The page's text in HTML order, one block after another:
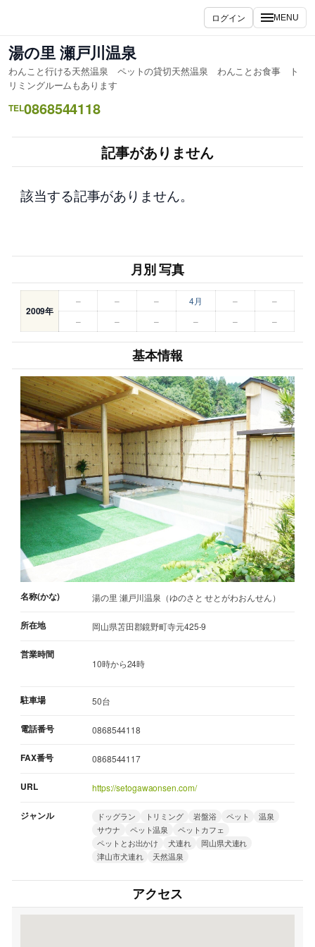
を
ス
キ
ッ
プ
ログイン MENU
湯の里 瀬戸川温泉
わんこと行ける天然温泉 ペットの貸切天然温泉 わんことお食事 ト
リミングルームもあります
TEL0868544118
記事がありません
該当する記事がありません。
月別 写真
2009年
– – – 4月 –
–
–
– – – – –
基本情報
名称(かな) 湯の里 瀬戸川温泉（ゆのさと せとがわおんせん）
所在地 岡山県苫田郡鏡野町寺元425-9
営業時間
10時から24時
駐車場 50台
電話番号 0868544118
FAX番号 0868544117
URL https://setogawaonsen.com/
ジャンル ドッグラン トリミング 岩盤浴 ペット
温泉
サウナ
ペット温泉
ペットカフェ
ペットとお出かけ
犬連れ
岡山県犬連れ
津山市犬連れ
天然温泉
アクセス